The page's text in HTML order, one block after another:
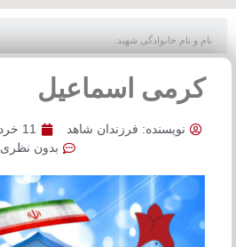
کرمی اسماعیل
نویسنده: فرزندان شاهد 11 خرداد 1402
بدون نظری